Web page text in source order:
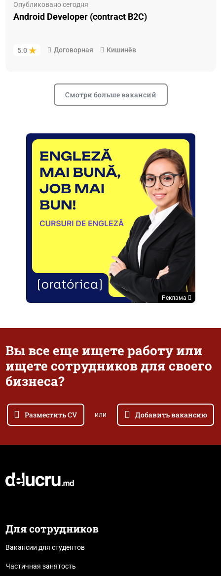
Опубликовано сегодня
Android Developer (contract B2C)
5.0 Договорная Кишинёв
Смотри больше вакансий
Реклама
Вы все еще ищете работу или
ищете сотрудников для своего
бизнеса?
Разместить CV или Добавить вакансию
Для сотрудников
Вакансии для студентов
Частичная занятость